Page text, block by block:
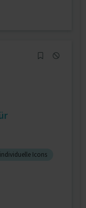
individuelle Icons